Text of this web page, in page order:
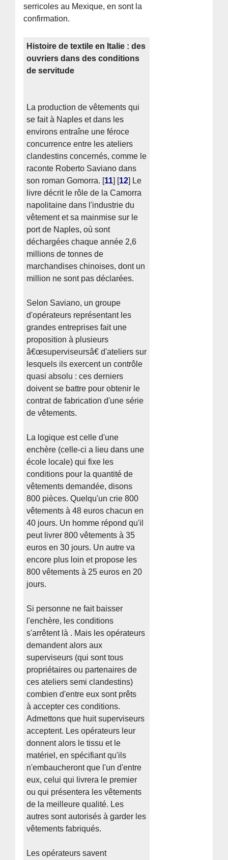
serricoles au Mexique, en sont la
confirmation.
Histoire de textile en Italie : des
ouvriers dans des conditions
de servitude
La production de vêtements qui
se fait à Naples et dans les
environs entraîne une féroce
concurrence entre les ateliers
clandestins concernés, comme le
raconte Roberto Saviano dans
son roman Gomorra. [11] [12] Le
livre décrit le rôle de la Camorra
napolitaine dans l'industrie du
vêtement et sa mainmise sur le
port de Naples, où sont
déchargées chaque année 2,6
millions de tonnes de
marchandises chinoises, dont un
million ne sont pas déclarées.
Selon Saviano, un groupe
d'opérateurs représentant les
grandes entreprises fait une
proposition à plusieurs
â€œsuperviseursâ€ d'ateliers sur
lesquels ils exercent un contrôle
quasi absolu : ces derniers
doivent se battre pour obtenir le
contrat de fabrication d'une série
de vêtements.
La logique est celle d'une
enchère (celle-ci a lieu dans une
école locale) qui fixe les
conditions pour la quantité de
vêtements demandée, disons
800 pièces. Quelqu'un crie 800
vêtements à 48 euros chacun en
40 jours. Un homme répond qu'il
peut livrer 800 vêtements à 35
euros en 30 jours. Un autre va
encore plus loin et propose les
800 vêtements à 25 euros en 20
jours.
Si personne ne fait baisser
l'enchère, les conditions
s'arrêtent là . Mais les opérateurs
demandent alors aux
superviseurs (qui sont tous
propriétaires ou partenaires de
ces ateliers semi clandestins)
combien d'entre eux sont prêts
à accepter ces conditions.
Admettons que huit superviseurs
acceptent. Les opérateurs leur
donnent alors le tissu et le
matériel, en spécifiant qu'ils
n'embaucheront que l'un d'entre
eux, celui qui livrera le premier
ou qui présentera les vêtements
de la meilleure qualité. Les
autres sont autorisés à garder les
vêtements fabriqués.
Les opérateurs savent